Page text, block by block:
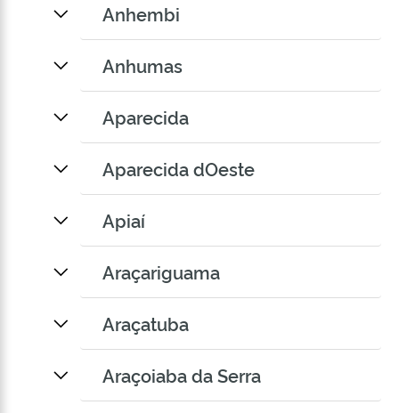
Anhembi
Anhumas
Aparecida
Aparecida dOeste
Apiaí
Araçariguama
Araçatuba
Araçoiaba da Serra